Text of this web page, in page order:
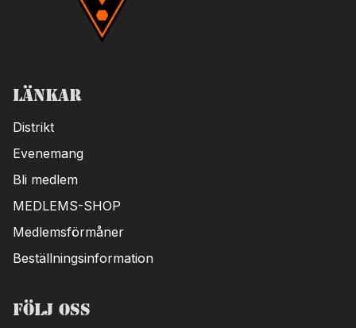
Länkar
Distrikt
Evenemang
Bli medlem
MEDLEMS-SHOP
Medlemsförmåner
Beställningsinformation
Följ oss